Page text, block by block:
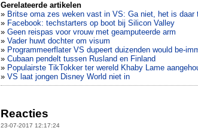
Gerelateerde artikelen
» Britse oma zes weken vast in VS: Ga niet, het is daar
» Facebook: techstarters op boot bij Silicon Valley
» Geen reispas voor vrouw met geamputeerde arm
» Vader huwt dochter om visum
» Programmeerflater VS dupeert duizenden would be-
» Cubaan pendelt tussen Rusland en Finland
» Populairste TikTokker ter wereld Khaby Lame
» VS laat jongen Disney World niet in
Reacties
23-07-2017 12:17:24